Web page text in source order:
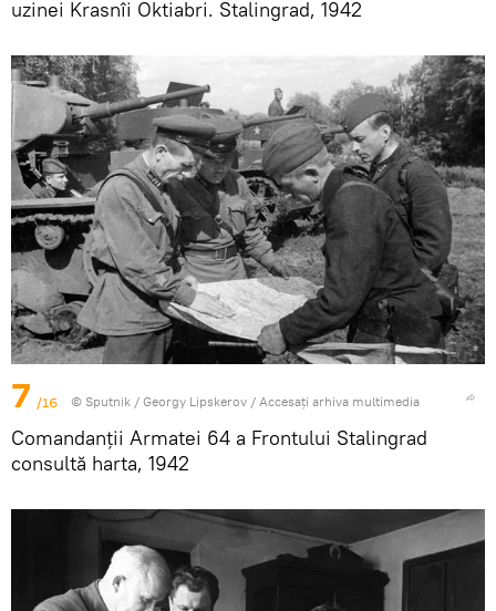
uzinei Krasnîi Oktiabri. Stalingrad, 1942
7 /16 © Sputnik / Georgy Lipskerov / Accesați arhiva multimedia
Comandanții Armatei 64 a Frontului Stalingrad
consultă harta, 1942